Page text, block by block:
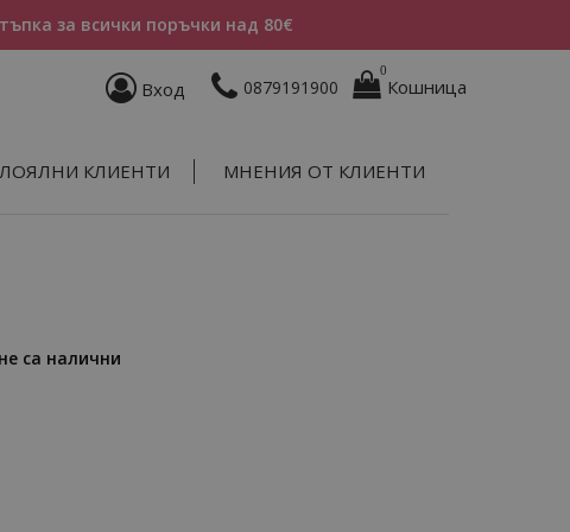
за всички поръчки над 80€
Вход 0879191900
0
Кошница
ЛОЯЛНИ КЛИЕНТИ МНЕНИЯ ОТ КЛИЕНТИ
са налични